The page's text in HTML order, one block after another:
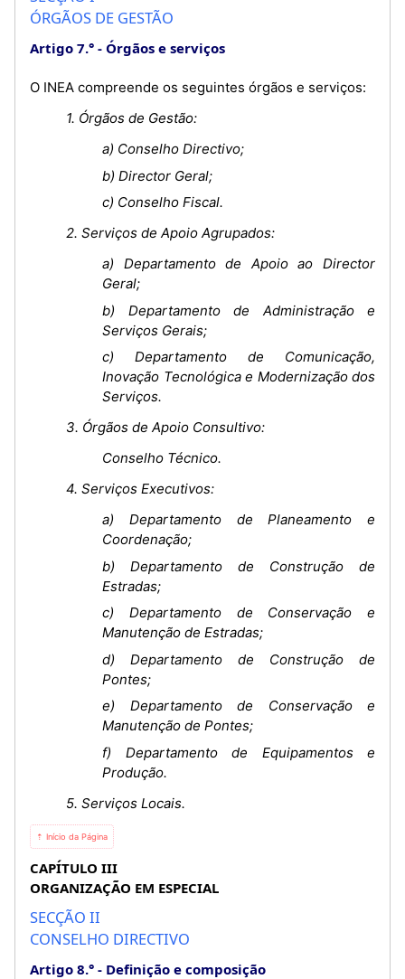
ÓRGÃOS DE GESTÃO
Artigo 7.° Órgãos e serviços
O INEA compreende os seguintes órgãos e serviços:
1. Órgãos de Gestão:
a) Conselho Directivo;
b) Director Geral;
c) Conselho Fiscal.
2. Serviços de Apoio Agrupados:
a) Departamento de Apoio ao Director
Geral;
b) Departamento de Administração e
Serviços Gerais;
c) Departamento de Comunicação,
Inovação Tecnológica e Modernização dos
Serviços.
3. Órgãos de Apoio Consultivo:
Conselho Técnico.
4. Serviços Executivos:
a) Departamento de Planeamento e
Coordenação;
b) Departamento de Construção de
Estradas;
c) Departamento de Conservação e
Manutenção de Estradas;
d) Departamento de Construção de
Pontes;
e) Departamento de Conservação e
Manutenção de Pontes;
f) Departamento de Equipamentos e
Produção.
5. Serviços Locais.
⇡ Início da Página
CAPÍTULO III
ORGANIZAÇÃO EM ESPECIAL
SECÇÃO II
CONSELHO DIRECTIVO
Artigo 8.° Definição e composição